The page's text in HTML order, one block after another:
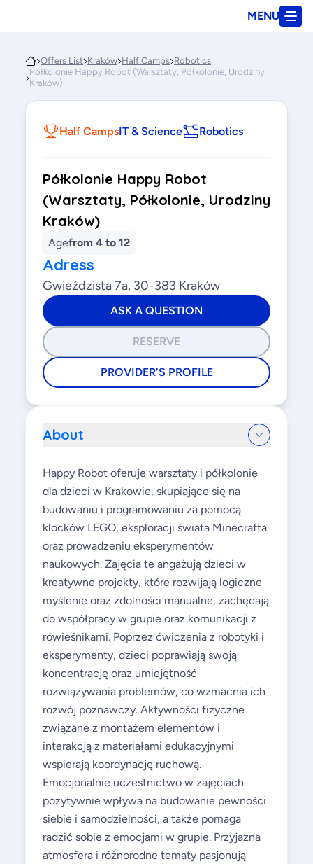
MENU
Offers List Kraków Half Camps Robotics
Półkolonie Happy Robot (Warsztaty, Półkolonie, Urodziny
Kraków)
Half CampsIT & Science Robotics
Półkolonie Happy Robot
(Warsztaty, Półkolonie, Urodziny
Kraków)
Agefrom 4 to 12
Adress
Gwieździsta 7a, 30-383 Kraków
ASK A QUESTION
RESERVE
PROVIDER'S PROFILE
About
Happy Robot oferuje warsztaty i półkolonie
dla dzieci w Krakowie, skupiające się na
budowaniu i programowaniu za pomocą
klocków LEGO, eksploracji świata Minecrafta
oraz prowadzeniu eksperymentów
naukowych. Zajęcia te angażują dzieci w
kreatywne projekty, które rozwijają logiczne
myślenie oraz zdolności manualne, zachęcają
do współpracy w grupie oraz komunikacji z
rówieśnikami. Poprzez ćwiczenia z robotyki i
eksperymenty, dzieci poprawiają swoją
koncentrację oraz umiejętność
rozwiązywania problemów, co wzmacnia ich
rozwój poznawczy. Aktywności fizyczne
związane z montażem elementów i
interakcją z materiałami edukacyjnymi
wspierają koordynację ruchową.
Emocjonalnie uczestnictwo w zajęciach
pozytywnie wpływa na budowanie pewności
siebie i samodzielności, a także pomaga
radzić sobie z emocjami w grupie. Przyjazna
atmosfera i różnorodne tematy pasjonują